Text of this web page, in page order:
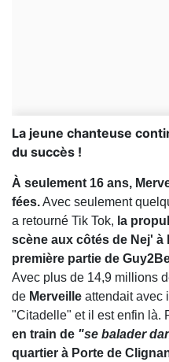
La jeune chanteuse
du succès !
À seulement 16 ans,
fées.Avec seulement
a retourné Tik Tok, la
scène aux côtés de Nej'
première partie de
Avec plus de 14,9 millions
de Merveille attendait avec
"Citadelle" et il est enfin là.
en train de "se balader
quartier à Porte de